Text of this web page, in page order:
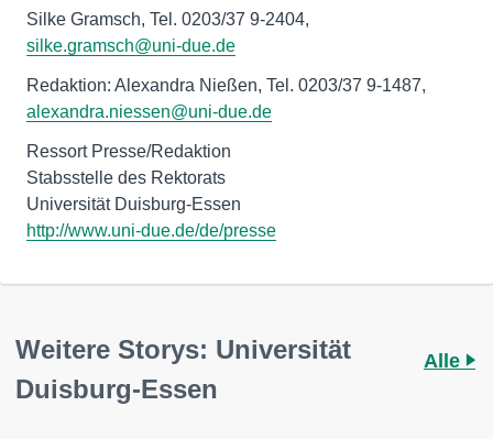
Silke Gramsch, Tel. 0203/37 9-2404,
silke.gramsch@uni-due.de
Redaktion: Alexandra Nießen, Tel. 0203/37 9-1487,
alexandra.niessen@uni-due.de
Ressort Presse/Redaktion
Stabsstelle des Rektorats
http://www.uni-due.de/de/presse
Weitere Storys: Universität
Duisburg-Essen
Alle